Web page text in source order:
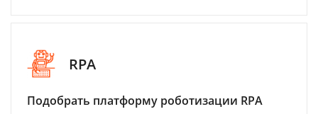
RPA
Подобрать платформу роботизации RPA